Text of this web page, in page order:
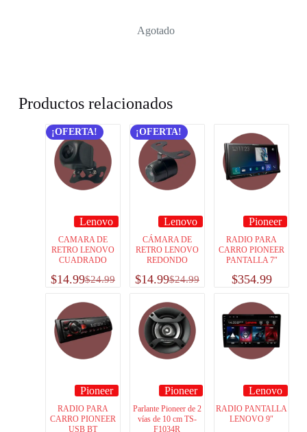
Agotado
Productos relacionados
¡OFERTA!
Lenovo
CAMARA DE
RETRO LENOVO
CUADRADO
$24.99
$14.99
¡OFERTA!
Lenovo
CÁMARA DE
RETRO LENOVO
REDONDO
$24.99
$14.99
Pioneer
RADIO PARA
CARRO PIONEER
PANTALLA 7″
$354.99
Pioneer
RADIO PARA
CARRO PIONEER
USB BT
Pioneer
Parlante Pioneer de 2
vías de 10 cm TS-
F1034R
Lenovo
RADIO PANTALLA
LENOVO 9″